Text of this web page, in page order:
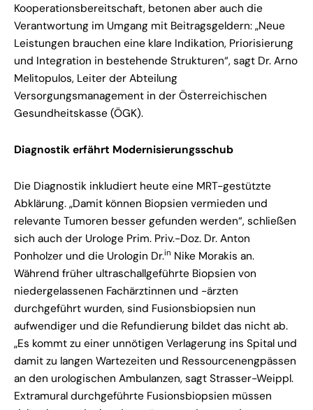
Kooperationsbereitschaft, betonen aber auch die
Verantwortung im Umgang mit Beitragsgeldern: „Neue
Leistungen brauchen eine klare Indikation, Priorisierung
und Integration in bestehende Strukturen“, sagt Dr. Arno
Melitopulos, Leiter der Abteilung
Versorgungsmanagement in der Österreichischen
Gesundheitskasse (ÖGK).
Diagnostik erfährt Modernisierungsschub
Die Diagnostik inkludiert heute eine MRT-gestützte
Abklärung. „Damit können Biopsien vermieden und
relevante Tumoren besser gefunden werden“, schließen
sich auch der Urologe Prim. Priv.-Doz. Dr. Anton
Ponholzer und die Urologin Dr.in Nike Morakis an.
Während früher ultraschallgeführte Biopsien von
niedergelassenen Fachärztinnen und -ärzten
durchgeführt wurden, sind Fusionsbiopsien nun
aufwendiger und die Refundierung bildet das nicht ab.
„Es kommt zu einer unnötigen Verlagerung ins Spital und
damit zu langen Wartezeiten und Ressourcenengpässen
an den urologischen Ambulanzen, sagt Strasser-Weippl.
Extramural durchgeführte Fusionsbiopsien müssen